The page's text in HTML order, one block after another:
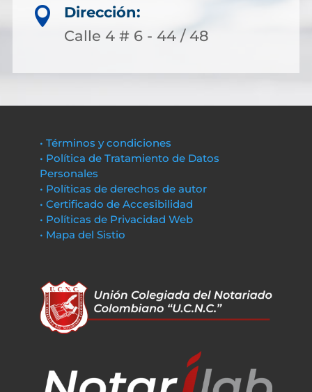

Dirección:
Calle 4 # 6 - 44 / 48
• Términos y condiciones
• Política de Tratamiento de Datos
Personales
• Políticas de derechos de autor
• Certificado de Accesibilidad
• Políticas de Privacidad Web
• Mapa del Sistio